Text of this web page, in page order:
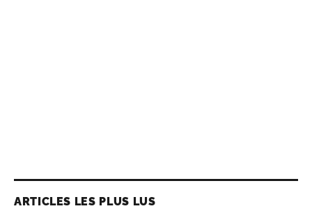
ARTICLES LES PLUS LUS